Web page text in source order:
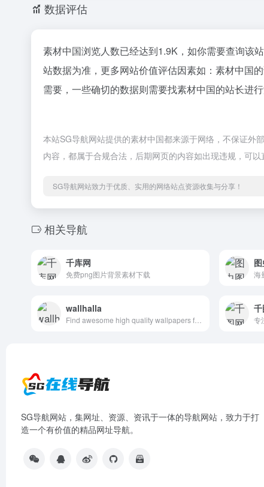
数据评估
素材中国浏览人数已经达到1.9K，如你需要查询该
站数据为准，更多网站价值评估因素如：素材中国
需要，一些确切的数据则需要找素材中国的站长进
本站SG导航网站提供的素材中国都来源于网络，不保证外
内容，都属于合规合法，后期网页的内容如出现违规，可
SG导航网站致力于优质、实用的网络站点资源收集与分享！
相关导航
千库网
免费png图片背景素材下载 海
wallhalla
专
SG导航网站，集网址、资源、资讯于一体的导航网站，致力于打
造一个有价值的精品网址导航。